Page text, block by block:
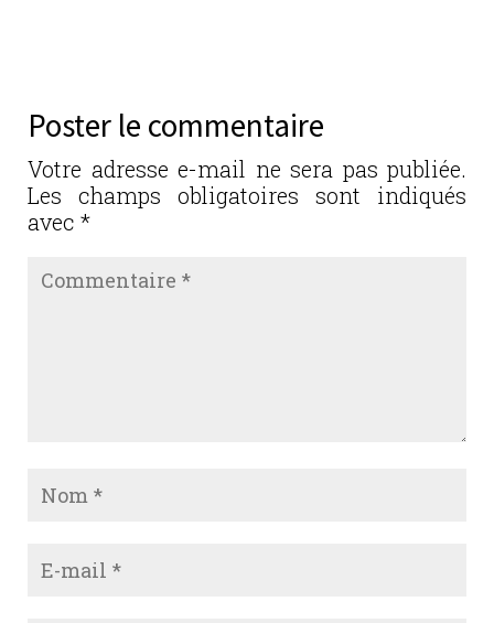
b
o
o
k
r
n
er
Poster le commentaire
Votre adresse e-mail ne sera pas publiée.
Les champs obligatoires sont indiqués
avec *